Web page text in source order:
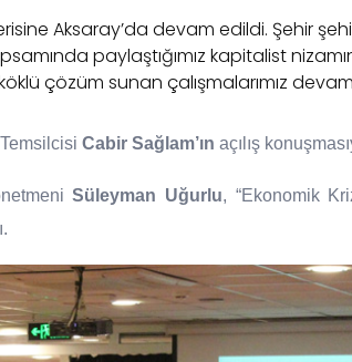
Aksaray’da devam edildi. Şehir
paylaştığımız kapitalist
çözüm sunan çalışmalarımız
Cabir Sağlam’ın açılış
Süleyman Uğurlu, “Ekonomik